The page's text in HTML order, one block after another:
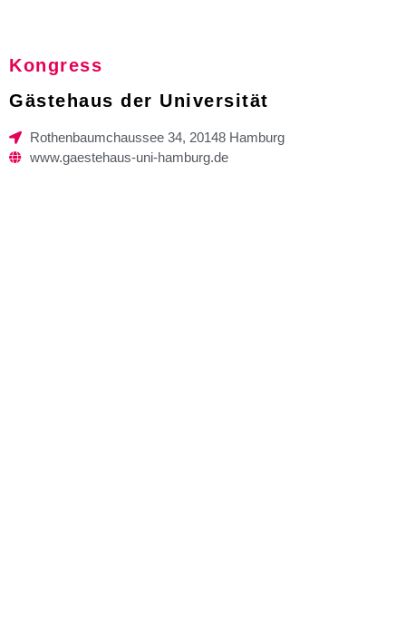
Kongress
Gästehaus der Universität
Rothenbaumchaussee 34, 20148 Hamburg
www.gaestehaus-uni-hamburg.de